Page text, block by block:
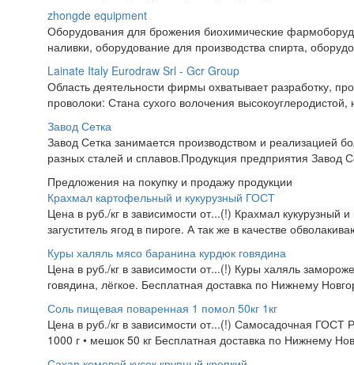
zhongde equipment
Оборудования для брожения биохимические
наливки, оборудование для производства спирта,
Lainate Italy Eurodraw Srl - Gcr Group
Область деятельности фирмы охватывает разработку,
проволоки: Стана сухого волочения
Завод Сетка
Завод Сетка занимается производством и реализацией
разных сталей и сплавов.Продукция предприятия Завод
Предложения на покупку и продажу продукции
Крахмал картофельный и кукурузный ГОСТ
Цена в руб./кг в зависимости от...(!) Крахмал
загуститель ягод в пироге. А так же в качестве
Куры халяль мясо баранина курдюк говядина
Цена в руб./кг в зависимости от...(!) Куры халяль
говядина, лёгкое. Бесплатная доставка по Нижнему
Соль пищевая поваренная 1 помол 50кг 1кг
Цена в руб./кг в зависимости от...(!) Самосадочная
1000 г • мешок 50 кг Бесплатная доставка по Нижнему